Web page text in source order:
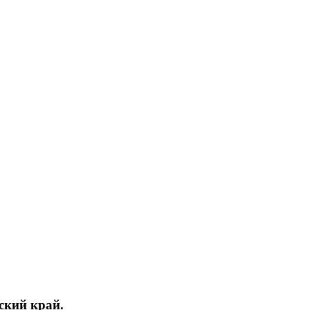
край.